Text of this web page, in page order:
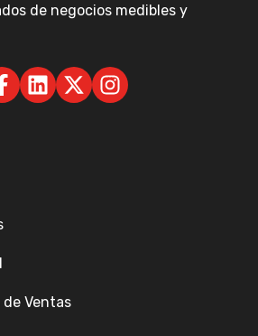
de negocios medibles y
de Ventas